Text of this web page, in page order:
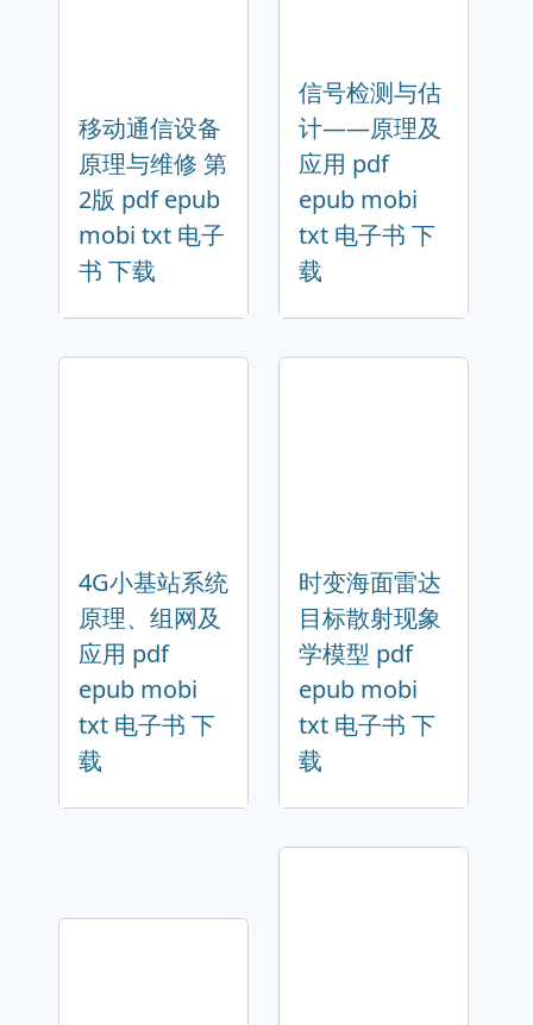
移动通信设备
原理与维修 第
2版 pdf epub
mobi txt 电子
书 下载
信号检测与估
计——原理及
应用 pdf
epub mobi
txt 电子书 下
载
4G小基站系统
原理、组网及
应用 pdf
epub mobi
txt 电子书 下
载
时变海面雷达
目标散射现象
学模型 pdf
epub mobi
txt 电子书 下
载